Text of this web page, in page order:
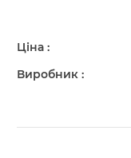
Ціна
Виробник